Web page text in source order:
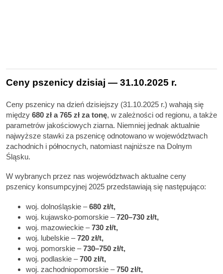
Ceny pszenicy dzisiaj — 31.10.2025 r.
Ceny pszenicy na dzień dzisiejszy (31.10.2025 r.) wahają się
między 680 zł a 765 zł za tonę, w zależności od regionu, a także
parametrów jakościowych ziarna. Niemniej jednak aktualnie
najwyższe stawki za pszenicę odnotowano w województwach
zachodnich i północnych, natomiast najniższe na Dolnym
Śląsku.
W wybranych przez nas województwach aktualne ceny
pszenicy konsumpcyjnej 2025 przedstawiają się następująco:
woj. dolnośląskie –680 zł/t,
woj. kujawsko-pomorskie –720–730 zł/t,
woj. mazowieckie –730 zł/t,
woj. lubelskie –720 zł/t,
woj. pomorskie –730–750 zł/t,
woj. podlaskie –700 zł/t,
woj. zachodniopomorskie –750 zł/t,